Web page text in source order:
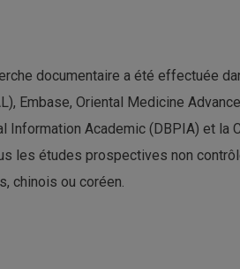
documentaire a été effectuée
Embase, Oriental Medicine
Information Academic (DBPIA) et la
les études prospectives non
chinois ou coréen.